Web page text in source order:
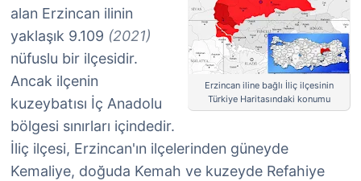
Erzincan iline bağlı İliç ilçesinin
Türkiye Haritasındaki konumu
alan Erzincan ilinin
yaklaşık 9.109 (2021)
nüfuslu bir ilçesidir.
Ancak ilçenin
kuzeybatısı İç Anadolu
bölgesi sınırları içindedir.
İliç ilçesi, Erzincan'ın ilçelerinden güneyde
Kemaliye, doğuda Kemah ve kuzeyde Refahiye